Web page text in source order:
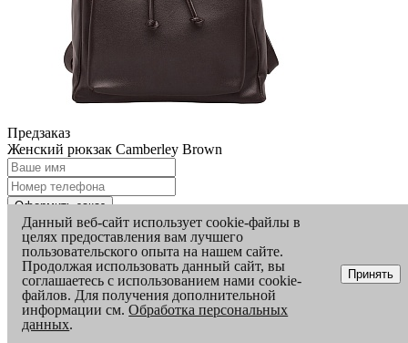
Предзаказ
Женский рюкзак Camberley Brown
Оформить заказ
Нажимая на кнопку, Вы даете согласие на обработку
персональных данных
Заказ успешно оформлен.
Наш консультант свяжется с Вами в ближайшее время.
Данный веб-сайт использует cookie-файлы в
целях предоставления вам лучшего
пользовательского опыта на нашем сайте.
Продолжая использовать данный сайт, вы
соглашаетесь с использованием нами cookie-
файлов. Для получения дополнительной
информации см.Обработка персональных
данных.
Принять